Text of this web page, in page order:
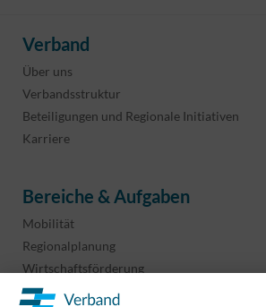
Verband
Über uns
Verbandsstruktur
Beteiligungen und Regionale Initiativen
Karriere
Bereiche & Aufgaben
Mobilität
Regionalplanung
Wirtschaftsförderung
Sport und Kultur